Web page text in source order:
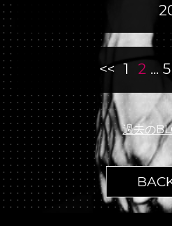
<< 1 2 ... 5
過去の